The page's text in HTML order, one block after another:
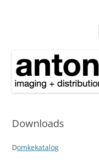
Downloads
Domkekatalog